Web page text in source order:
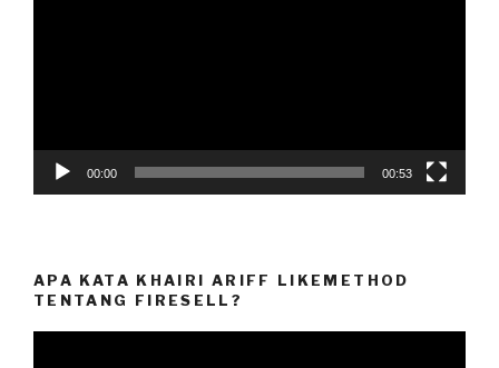
00:00 00:53
APA KATA KHAIRI ARIFF LIKEMETHOD
TENTANG FIRESELL?